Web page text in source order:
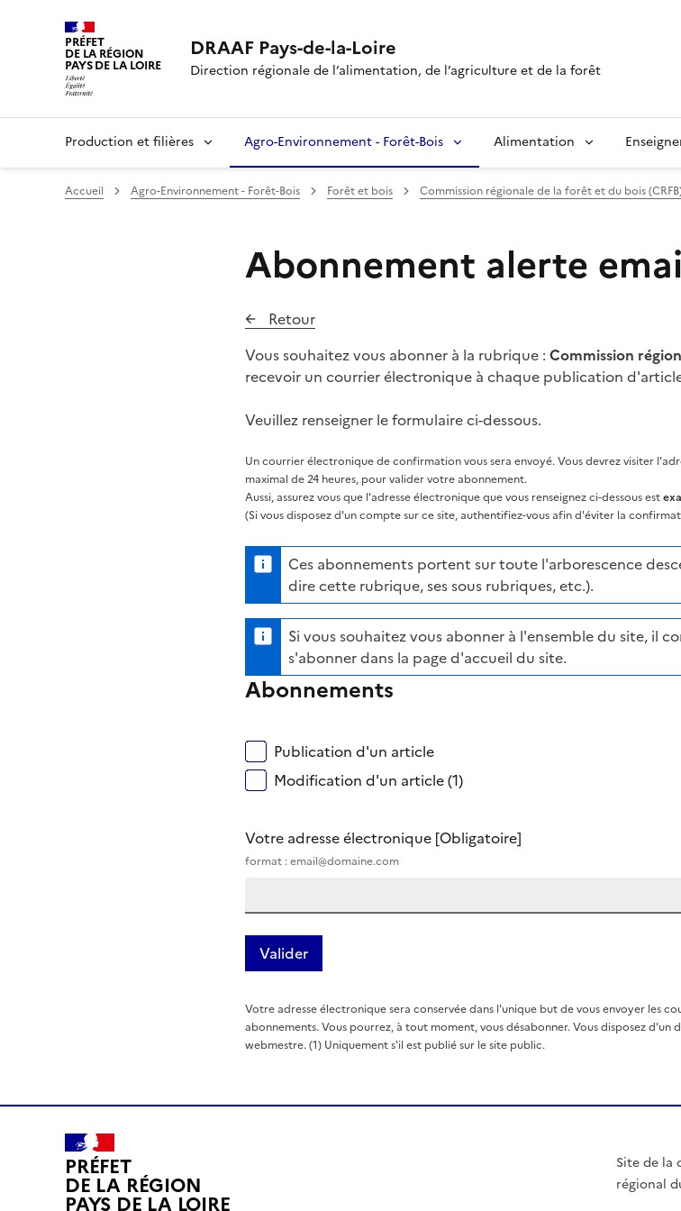
PRÉFET
DE LA RÉGION
PAYS DE LA LOIRE
DRAAF Pays-de-la-Loire
Direction régionale de l’alimentation, de l’agriculture et de la forêt
Production et filières Agro-Environnement - Forêt-Bois Alimentation
Accueil Agro-Environnement - Forêt-Bois Forêt et bois Commission régionale de la forêt et du bois
Abonnement alerte
Retour
Vous souhaitez vous abonner à la rubrique : Commission
recevoir un courrier électronique à chaque publication
Veuillez renseigner le formulaire ci-dessous.
Un courrier électronique de confirmation vous sera envoyé. Vous devrez visiter
maximal de 24 heures, pour valider votre abonnement.
Aussi, assurez vous que l'adresse électronique que vous renseignez ci-dessous est
(Si vous disposez d'un compte sur ce site, authentifiez-vous afin d'éviter la
Ces abonnements portent sur toute l'arborescence
dire cette rubrique, ses sous rubriques, etc.).
Si vous souhaitez vous abonner à l'ensemble du site, il
s'abonner dans la page d'accueil du site.
Abonnements
Publication d'un article
Modification d'un article (1)
Votre adresse électronique [Obligatoire]
format : email@domaine.com
Votre adresse électronique sera conservée dans l'unique but de vous envoyer les
abonnements. Vous pourrez, à tout moment, vous désabonner. Vous disposez
webmestre. (1) Uniquement s'il est publié sur le site public.
PRÉFET
DE LA RÉGION
PAYS DE LA LOIRE
Site de la
régional